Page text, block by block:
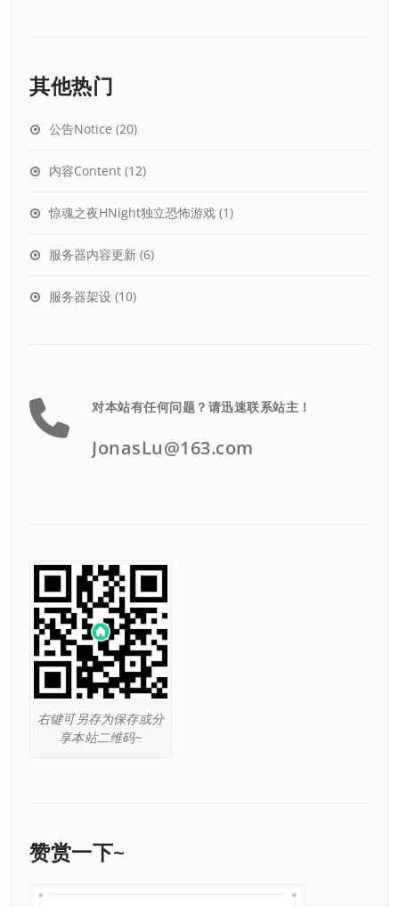
其他热门
公告Notice (20)
内容Content (12)
惊魂之夜HNight独立恐怖游戏 (1)
服务器内容更新 (6)
服务器架设 (10)
对本站有任何问题？请迅速联系站主！
JonasLu@163.com
右键可另存为保存或分
享本站二维码~
赞赏一下~